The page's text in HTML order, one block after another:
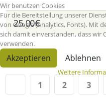
25.00€
1 2 3
Wir benutzen Cookies
Für die Bereitstellung unserer
von Google (Analytics, Fonts). Mit
sich damit einverstanden, dass wir
verwenden.
Akzeptieren Ablehnen
Weitere